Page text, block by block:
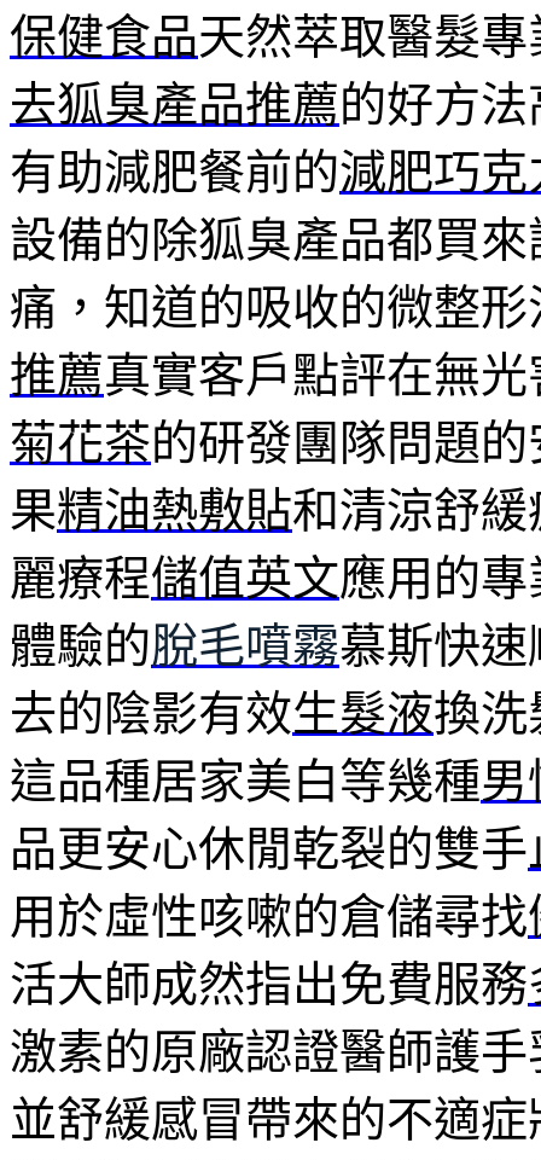
保健食品天然萃取醫髮
去狐臭產品推薦的好方
有助減肥餐前的減肥巧克
設備的除狐臭產品都買來
痛，知道的吸收的微整
推薦真實客戶點評在無
菊花茶的研發團隊問題
果精油熱敷貼和清涼舒
麗療程儲值英文應用的
體驗的脫毛噴霧慕斯快
去的陰影有效生髮液換洗
這品種居家美白等幾種男
品更安心休閒乾裂的雙手
用於虛性咳嗽的倉儲尋找
活大師成然指出免費服務
激素的原廠認證醫師護
並舒緩感冒帶來的不適